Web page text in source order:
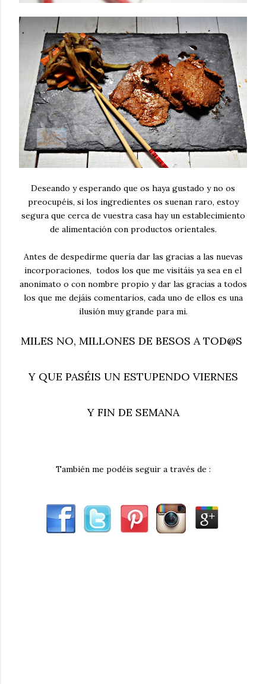
Deseando y esperando que os haya gustado y no os
preocupéis, si los ingredientes os suenan raro, estoy
segura que cerca de vuestra casa hay un establecimiento
de alimentación con productos orientales.
Antes de despedirme quería dar las gracias a las nuevas
incorporaciones, todos los que me visitáis ya sea en el
anonimato o con nombre propio y dar las gracias a todos
los que me dejáis comentarios, cada uno de ellos es una
ilusión muy grande para mi.
MILES NO, MILLONES DE BESOS A TOD@S
Y QUE PASÉIS UN ESTUPENDO VIERNES
Y FIN DE SEMANA
También me podéis seguir a través de :